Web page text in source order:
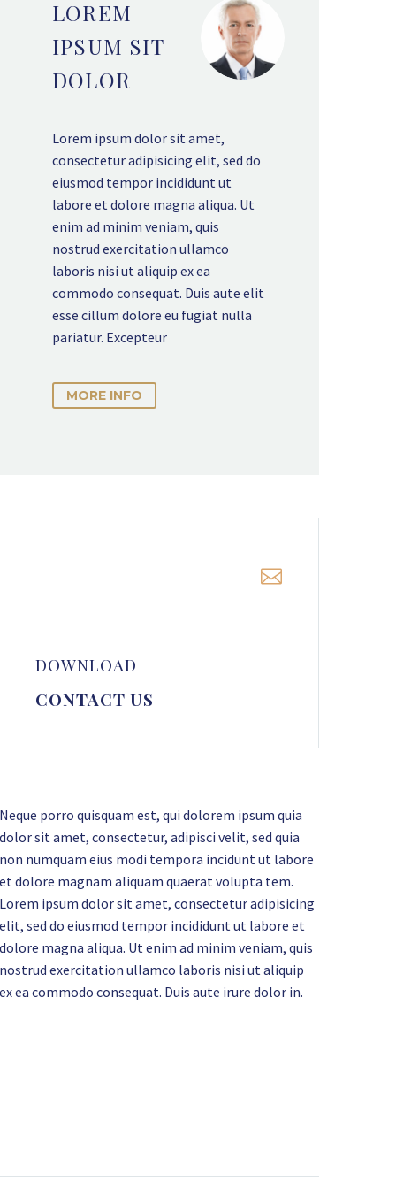
LOREM
IPSUM SIT
DOLOR
Lorem ipsum dolor sit amet,
consectetur adipisicing elit, sed do
eiusmod tempor incididunt ut
labore et dolore magna aliqua. Ut
enim ad minim veniam, quis
nostrud exercitation ullamco
laboris nisi ut aliquip ex ea
commodo consequat. Duis aute elit
esse cillum dolore eu fugiat nulla
pariatur. Excepteur
MORE INFO


DOWNLOAD
CONTACT US
Neque porro quisquam est, qui dolorem ipsum quia
dolor sit amet, consectetur, adipisci velit, sed quia
non numquam eius modi tempora incidunt ut labore
et dolore magnam aliquam quaerat volupta tem.
Lorem ipsum dolor sit amet, consectetur adipisicing
elit, sed do eiusmod tempor incididunt ut labore et
dolore magna aliqua. Ut enim ad minim veniam, quis
nostrud exercitation ullamco laboris nisi ut aliquip
ex ea commodo consequat. Duis aute irure dolor in.